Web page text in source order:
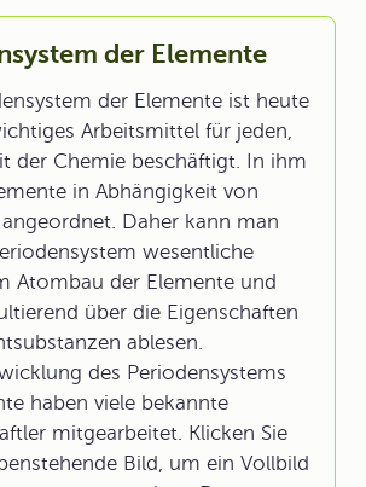
der Elemente
der Elemente ist heute
Arbeitsmittel für jeden,
der Chemie beschäftigt. In ihm
in Abhängigkeit von
Daher kann man
wesentliche
Atombau der Elemente und
über die Eigenschaften
ablesen.
des Periodensystems
haben viele bekannte
mitgearbeitet. Klicken Sie
Bild, um ein Vollbild